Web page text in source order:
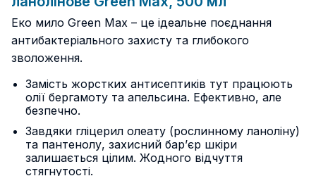
Еко мило Green Max – це ідеальне поєднання
антибактеріального захисту та глибокого
зволоження.
Замість жорстких антисептиків тут працюють
олії бергамоту та апельсина. Ефективно, але
безпечно.
Завдяки гліцерил олеату (рослинному ланоліну)
та пантенолу, захисний бар’єр шкіри
залишається цілим. Жодного відчуття
стягнутості.